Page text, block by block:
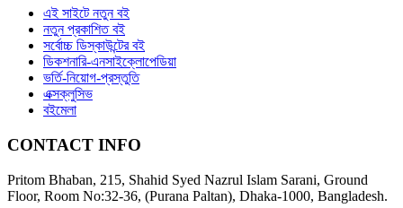
এই সাইটে নতুন বই
নতুন প্রকাশিত বই
সর্বোচ্চ ডিস্কাউন্টের বই
ডিকশনারি-এনসাইক্লোপেডিয়া
ভর্তি-নিয়োগ-প্রস্তুতি
এক্সক্লুসিভ
বইমেলা
CONTACT INFO
Pritom Bhaban, 215, Shahid Syed Nazrul Islam Sarani, Ground
Floor, Room No:32-36, (Purana Paltan), Dhaka-1000, Bangladesh.